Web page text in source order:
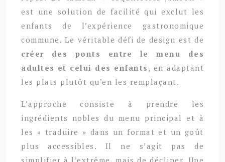
est une solution de facilité qui exclut les
enfants de l’expérience gastronomique
commune. Le véritable défi de design est de
créer des ponts entre le menu des
adultes et celui des enfants , en adaptant
les plats plutôt qu’en les remplaçant.
L’approche consiste à prendre les
ingrédients nobles du menu principal et à
les « traduire » dans un format et un goût
plus accessibles. Il ne s’agit pas de
simplifier à l’extrême, mais de décliner. Une